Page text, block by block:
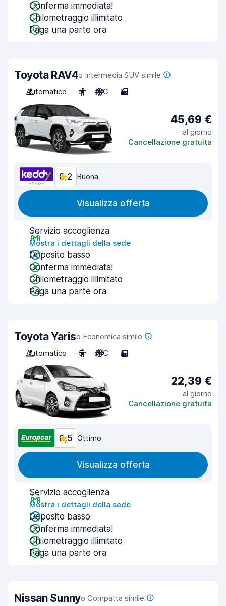
Conferma immediata!
Chilometraggio illimitato
Paga una parte ora
Toyota RAV4o Intermedia SUV simile
Automatico
5 A/C 5
45,69 €
al giorno
Cancellazione gratuita
8,2 Buona
Visualizza offerta
Servizio accoglienza
Mostra i dettagli della sede
Deposito basso
Conferma immediata!
Chilometraggio illimitato
Paga una parte ora
Toyota Yariso Economica simile
Automatico
5 A/C 5
22,39 €
al giorno
Cancellazione gratuita
8,5 Ottimo
Visualizza offerta
Servizio accoglienza
Mostra i dettagli della sede
Deposito basso
Conferma immediata!
Chilometraggio illimitato
Paga una parte ora
Nissan Sunnyo Compatta simile